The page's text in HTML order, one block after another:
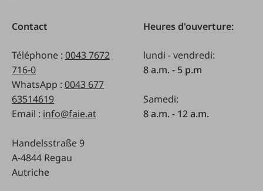
Contact
Téléphone : 0043 7672
716-0
WhatsApp : 0043 677
63514619
Email : info@faie.at
Handelsstraße 9
A-4844 Regau
Autriche
Heures d'ouverture:
lundi - vendredi:
8 a.m. - 5 p.m
Samedi:
8 a.m. - 12 a.m.